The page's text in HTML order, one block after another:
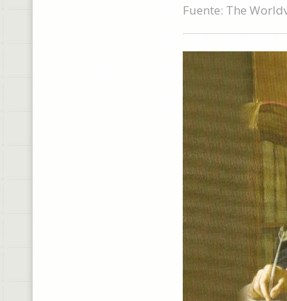
Fuente: The